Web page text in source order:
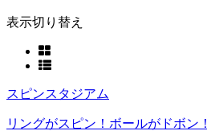
表示切り替え
スピンスタジアム
リングがスピン！ボールがドボン！